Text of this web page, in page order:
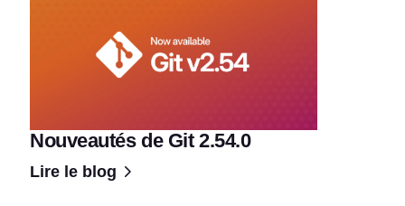
Nouveautés de Git 2.54.0
Lire le blog